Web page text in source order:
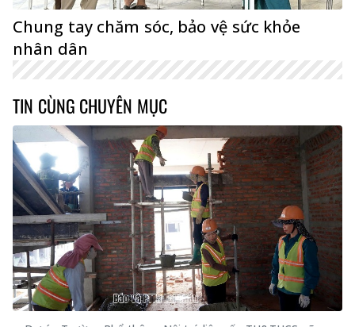
Chung tay chăm sóc, bảo vệ sức khỏe
nhân dân
TIN CÙNG CHUYÊN MỤC